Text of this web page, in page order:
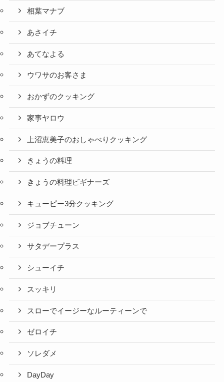
相葉マナブ
あさイチ
あてなよる
ウワサのお客さま
おかずのクッキング
家事ヤロウ
上沼恵美子のおしゃべりクッキング
きょうの料理
きょうの料理ビギナーズ
キューピー3分クッキング
ジョブチューン
サタデープラス
シューイチ
スッキリ
スローでイージーなルーティーンで
ゼロイチ
ソレダメ
DayDay